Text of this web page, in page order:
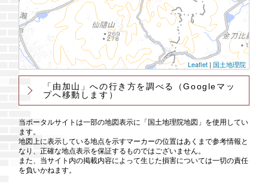
Leaflet|国土地理院
「由加山」への行き方を調べる
（Googleマッ
プへ移動します）
当ポータルサイトは一部の地図表示に「国土地理院地図」を使用してい
ます。
地図上に表示している地点を示すマーカーの位置はあくまで参考情報と
なり、正確な地点表示を保証するものではございません。
また、当サイト内の掲載内容によって生じた損害については一切の責任
を負いかねます。